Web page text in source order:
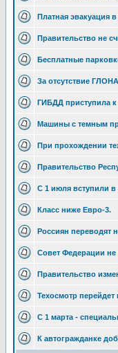
Платная эвакуация
Правительство не
Бесплатные
За отсутствие
ГИБДД приступила к
Машины с темным
При прохождении
Правительство
С 1 июля вступили в
Класс ниже Евро-3.
Россиян переводят
Совет Федерации не
Правительство
Техосмотр перейдет
С 1 марта -
К автогражданке